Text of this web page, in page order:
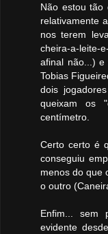
Não estou tão
relativamente
nos terem
cheira-a-
afinal não...) e
Tobias
dois
queixam os
centímetro.
Certo certo é
conseguiu
menos do que
o outro
Enfim... sem
evidente